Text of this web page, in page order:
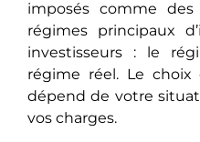
imposés comme des
régimes principaux
investisseurs : le
régime réel. Le
dépend de votre
vos charges.